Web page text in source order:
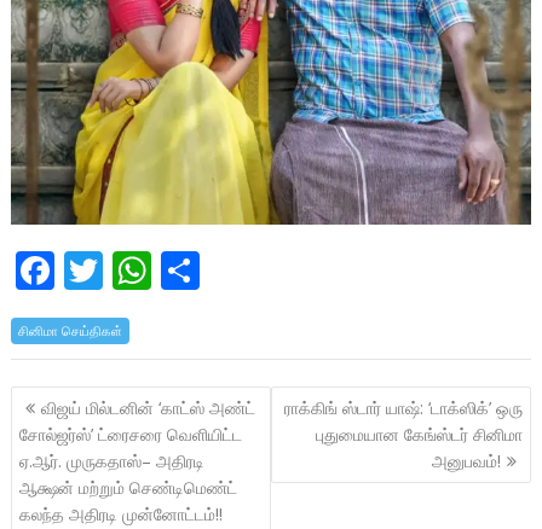
F
ac
e
b
o
o
k
T
w
itt
er
W
at
s
A
p
p
ar
e
சினிமா செய்திகள்
Post
navigation
விஜய் மில்டனின் ‘காட்ஸ் அண்ட்
சோல்ஜர்ஸ்’ ட்ரைசரை வெளியிட்ட
ஏ.ஆர். முருகதாஸ்– அதிரடி
ஆக்ஷன் மற்றும் செண்டிமெண்ட்
கலந்த அதிரடி முன்னோட்டம்!!
ராக்கிங் ஸ்டார் யாஷ்: ‘டாக்ஸிக்’ ஒரு
புதுமையான கேங்ஸ்டர் சினிமா
அனுபவம்!